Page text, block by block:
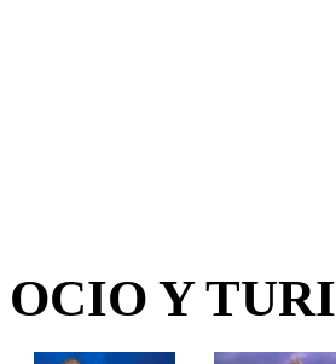
OCIO Y